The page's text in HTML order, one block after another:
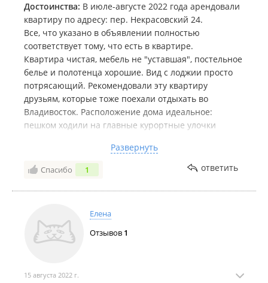
Достоинства: В июле-августе 2022 года арендовали
квартиру по адресу: пер. Некрасовский 24.
Все, что указано в объявлении полностью
соответствует тому, что есть в квартире.
Квартира чистая, мебель не "уставшая", постельное
белье и полотенца хорошие. Вид с лоджии просто
потрясающий. Рекомендовали эту квартиру
друзьям, которые тоже поехали отдыхать во
Владивосток. Расположение дома идеальное:
пешком ходили на главные курортные улочки
общественного транспорта недалеко и в разные
районы можно спокойно уехать. На Корабельной
набережной (что тоже в шаговой доступности)
работает турфирма с экскурсиями, что очень
Недостатки:
нет
Развернуть
Спасибо 1 ответить
Елена
Отзывов 1
15 августа 2022 г.